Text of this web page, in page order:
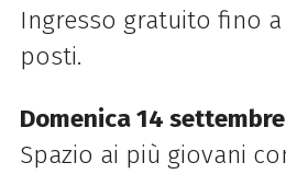
Ingresso gratuito fino
posti.
Domenica 14
Spazio ai più giovani